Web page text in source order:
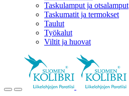
Taskulamput ja otsalamput
Taskumatit ja termokset
Taulut
Työkalut
Viltit ja huovat